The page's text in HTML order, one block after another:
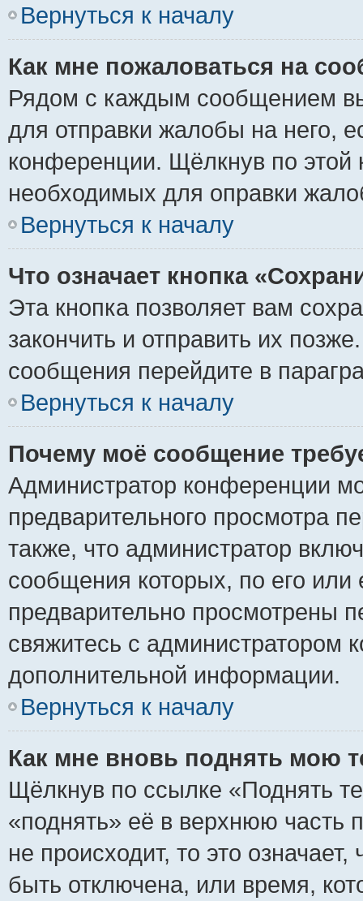
Вернуться к началу
Как мне пожаловаться на
Рядом с каждым сообщением
для отправки жалобы на него,
конференции. Щёлкнув по этой
необходимых для оправки
Вернуться к началу
Что означает кнопка
Эта кнопка позволяет вам
закончить и отправить их
сообщения перейдите в
Вернуться к началу
Почему моё сообщение
Администратор конференции
предварительного просмотра
также, что администратор
сообщения которых, по его
предварительно просмотрены
свяжитесь с администратором
дополнительной информации.
Вернуться к началу
Как мне вновь поднять мою
Щёлкнув по ссылке «Поднять
«поднять» её в верхнюю часть
не происходит, то это
быть отключена, или время,